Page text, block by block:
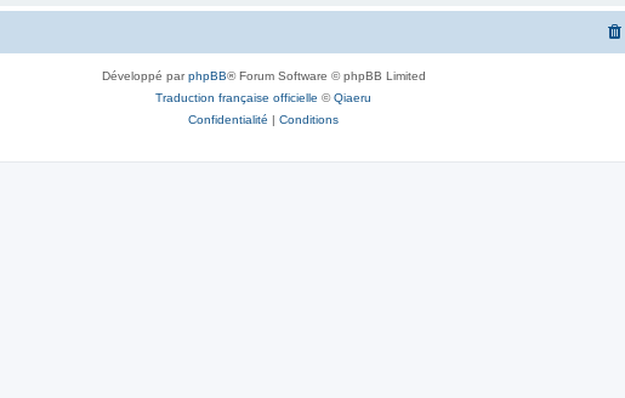
Développé parphpBB® Forum Software © phpBB Limited
Traduction française officielle ©Qiaeru
Confidentialité | Conditions